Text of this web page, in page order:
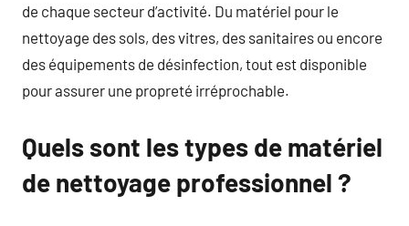
de chaque secteur d’activité. Du matériel pour le
nettoyage des sols, des vitres, des sanitaires ou encore
des équipements de désinfection, tout est disponible
pour assurer une propreté irréprochable.
Quels sont les types de matériel
de nettoyage professionnel ?